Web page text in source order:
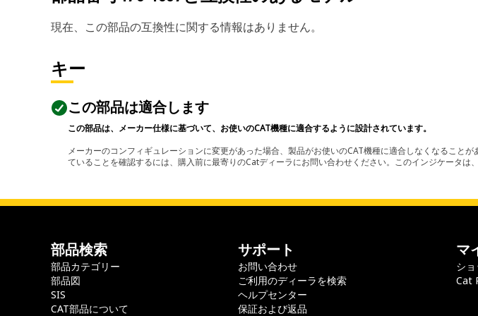
現在、この部品の互換性に関する情報はありません。
キー
この部品は適合します
この部品は、メーカー仕様に基づいて、お使いのCAT機種に適合するように設計されています。
メーカーのコンフィギュレーションに変更があった場合、製品がお使いのCAT機種に適合しなくなること
ていることを確認するには、購入前に最寄りのCatディーラにお問い合わせください。このインジケータは
部品検索
部品カテゴリー
部品図
SIS
CAT部品について
サポート
お問い合わせ
ご利用のディーラを検索
ヘルプセンター
保証および返品
マ
シ
Cat